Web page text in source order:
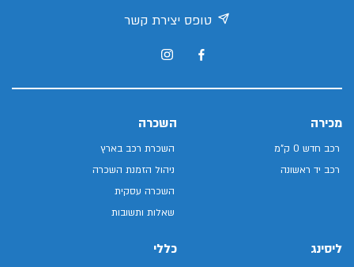
טופס יצירת קשר
מכירה
רכב חדש 0 ק"מ
רכב יד ראשונה
השכרה
השכרת רכב בארץ
ניהול הזמנת השכרה
השכרה עסקית
שאלות ותשובות
ליסינג כללי